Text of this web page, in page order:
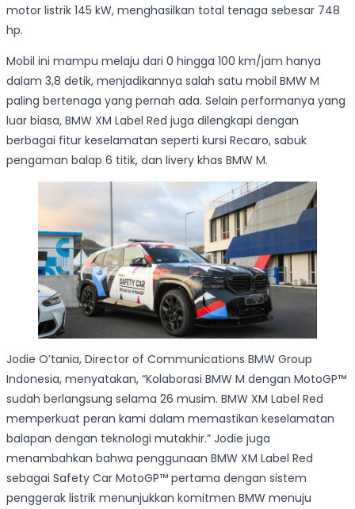
motor listrik 145 kW, menghasilkan total tenaga sebesar 748
hp.
Mobil ini mampu melaju dari 0 hingga 100 km/jam hanya
dalam 3,8 detik, menjadikannya salah satu mobil BMW M
paling bertenaga yang pernah ada. Selain performanya yang
luar biasa, BMW XM Label Red juga dilengkapi dengan
berbagai fitur keselamatan seperti kursi Recaro, sabuk
pengaman balap 6 titik, dan livery khas BMW M.
Jodie O’tania, Director of Communications BMW Group
Indonesia, menyatakan, “Kolaborasi BMW M dengan MotoGP™
sudah berlangsung selama 26 musim. BMW XM Label Red
memperkuat peran kami dalam memastikan keselamatan
balapan dengan teknologi mutakhir.” Jodie juga
menambahkan bahwa penggunaan BMW XM Label Red
sebagai Safety Car MotoGP™ pertama dengan sistem
penggerak listrik menunjukkan komitmen BMW menuju